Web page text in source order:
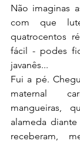
Não imaginas
com que
quatrocentos
fácil - podes
javanês...
Fui a pé.
maternal
mangueiras,
alameda
receberam,